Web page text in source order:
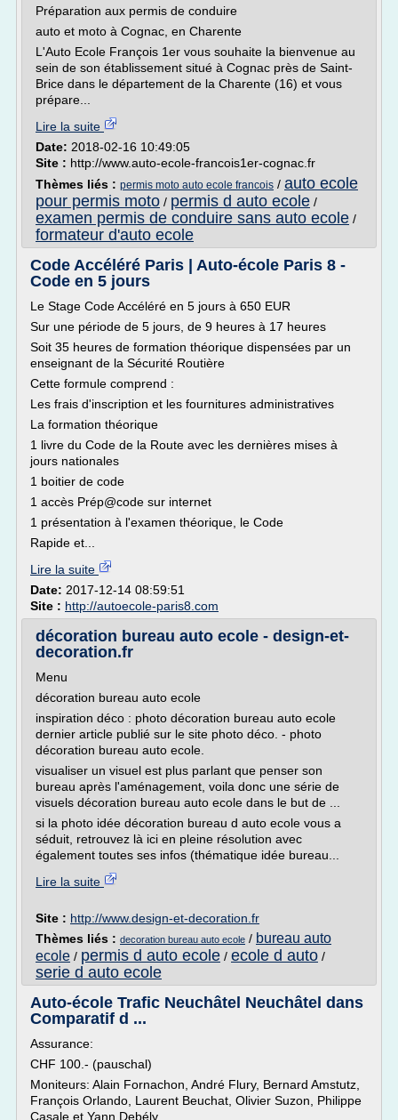
Préparation aux permis de conduire
auto et moto à Cognac, en Charente
L'Auto Ecole François 1er vous souhaite la bienvenue au
sein de son établissement situé à Cognac près de Saint-
Brice dans le département de la Charente (16) et vous
prépare...
Lire la suite
Date: 2018-02-16 10:49:05
Site : http://www.auto-ecole-francois1er-cognac.fr
Thèmes liés : permis moto auto ecole francois / auto ecole
pour permis moto / permis d auto ecole /
examen permis de conduire sans auto ecole /
formateur d'auto ecole
Code Accéléré Paris | Auto-école Paris 8 -
Code en 5 jours
Le Stage Code Accéléré en 5 jours à 650 EUR
Sur une période de 5 jours, de 9 heures à 17 heures
Soit 35 heures de formation théorique dispensées par un
enseignant de la Sécurité Routière
Cette formule comprend :
Les frais d'inscription et les fournitures administratives
La formation théorique
1 livre du Code de la Route avec les dernières mises à
jours nationales
1 boitier de code
1 accès Prép@code sur internet
1 présentation à l'examen théorique, le Code
Rapide et...
Lire la suite
Date: 2017-12-14 08:59:51
Site : http://autoecole-paris8.com
décoration bureau auto ecole - design-et-
decoration.fr
Menu
décoration bureau auto ecole
inspiration déco : photo décoration bureau auto ecole
dernier article publié sur le site photo déco. - photo
décoration bureau auto ecole.
visualiser un visuel est plus parlant que penser son
bureau après l'aménagement, voila donc une série de
visuels décoration bureau auto ecole dans le but de ...
si la photo idée décoration bureau d auto ecole vous a
séduit, retrouvez là ici en pleine résolution avec
également toutes ses infos (thématique idée bureau...
Lire la suite
Site : http://www.design-et-decoration.fr
Thèmes liés : decoration bureau auto ecole / bureau auto
ecole / permis d auto ecole / ecole d auto /
serie d auto ecole
Auto-école Trafic Neuchâtel Neuchâtel dans
Comparatif d ...
Assurance:
CHF 100.- (pauschal)
Moniteurs: Alain Fornachon, André Flury, Bernard Amstutz,
François Orlando, Laurent Beuchat, Olivier Suzon, Philippe
Casale et Yann Debély